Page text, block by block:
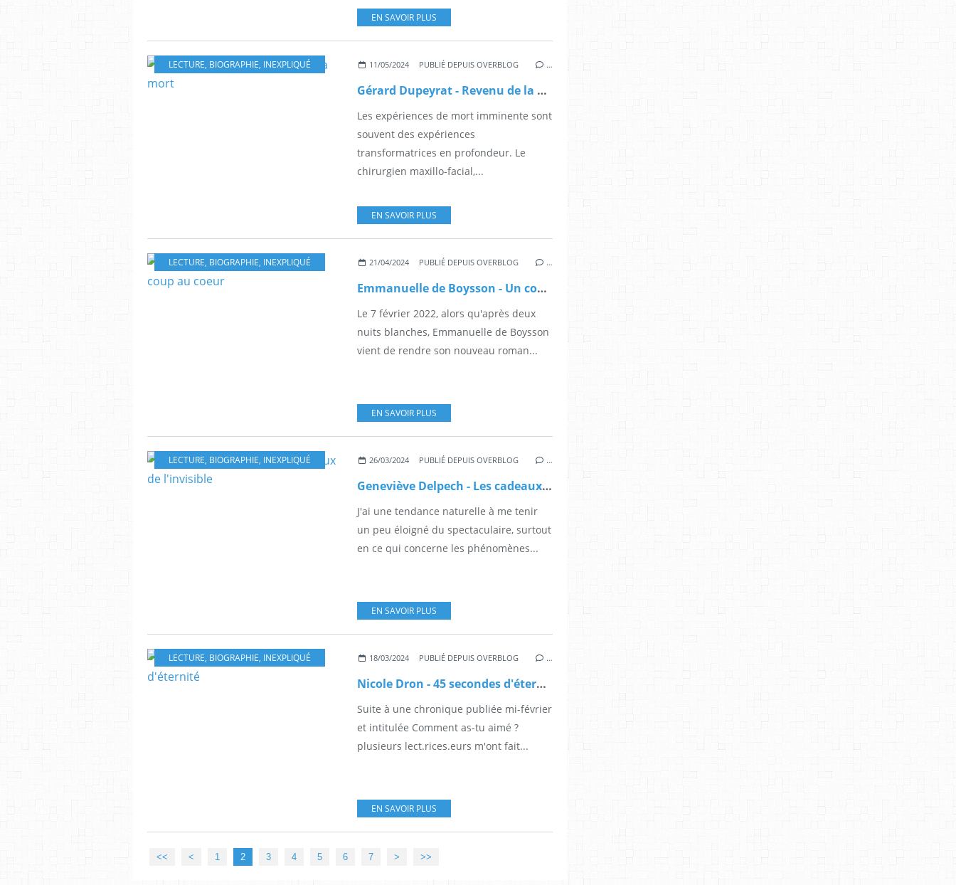
EN SAVOIR PLUS
LECTURE, BIOGRAPHIE, INEXPLIQUÉ 11/05/2024 PUBLIÉ DEPUIS OVERBLOG …
Gérard Dupeyrat - Revenu de la mort
Les expériences de mort imminente sont
souvent des expériences
transformatrices en profondeur. Le
chirurgien maxillo-facial,...
EN SAVOIR PLUS
LECTURE, BIOGRAPHIE, INEXPLIQUÉ 21/04/2024 PUBLIÉ DEPUIS OVERBLOG …
Emmanuelle de Boysson - Un coup au coeur
Le 7 février 2022, alors qu'après deux
nuits blanches, Emmanuelle de Boysson
vient de rendre son nouveau roman...
EN SAVOIR PLUS
LECTURE, BIOGRAPHIE, INEXPLIQUÉ 26/03/2024 PUBLIÉ DEPUIS OVERBLOG …
Geneviève Delpech - Les cadeaux de l'invisible
J'ai une tendance naturelle à me tenir
un peu éloigné du spectaculaire, surtout
en ce qui concerne les phénomènes...
EN SAVOIR PLUS
LECTURE, BIOGRAPHIE, INEXPLIQUÉ 18/03/2024 PUBLIÉ DEPUIS OVERBLOG …
Nicole Dron - 45 secondes d'éternité
Suite à une chronique publiée mi-février
et intitulée Comment as-tu aimé ?
plusieurs lect.rices.eurs m'ont fait...
EN SAVOIR PLUS
<< < 1 2 3 4 5 6 7 > >>